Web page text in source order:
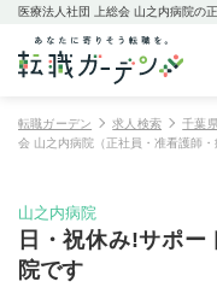
医療法人社団 上総会 山之内病院の
転職ガーデン 求人検索 千葉
会 山之内病院（正社員・准看護師
山之内病院
日・祝休み!サポー
院です